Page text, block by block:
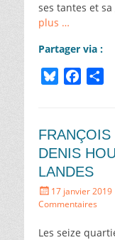
ses tantes et
plus …
Partager via :
e
s
k
y
e
b
o
o
k
t
a
g
r
FRANÇOIS
DENIS
LANDES
Écrit
le
17 janvier 2019
Commentaires
Les seize